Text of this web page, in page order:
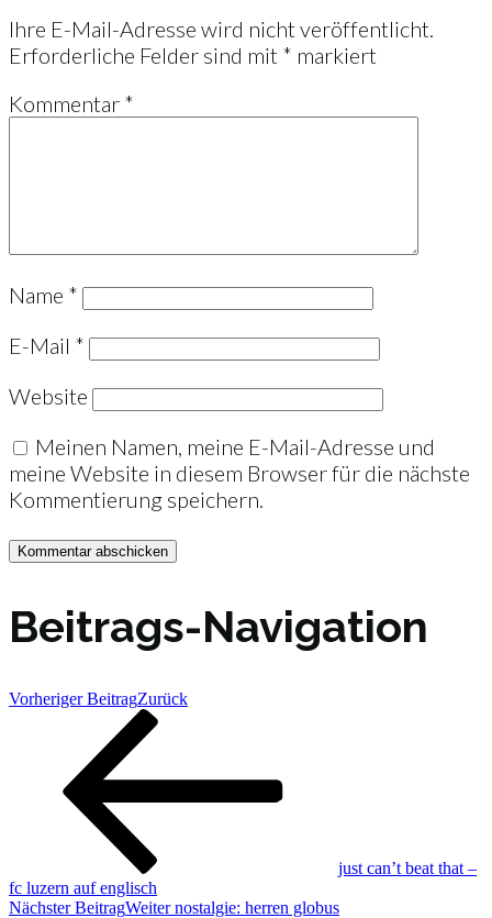
Ihre E-Mail-Adresse wird nicht veröffentlicht.
Erforderliche Felder sind mit * markiert
Kommentar *
Name *
E-Mail *
Website
Meinen Namen, meine E-Mail-Adresse und
meine Website in diesem Browser für die nächste
Kommentierung speichern.
Beitrags-Navigation
Vorheriger BeitragZurück
just can’t beat that –
fc luzern auf englisch
Nächster BeitragWeiter nostalgie: herren globus